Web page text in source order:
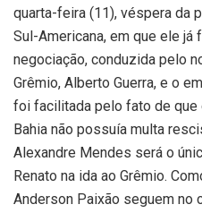
quarta-feira (11), véspera da
Sul-Americana, em que ele já
negociação, conduzida pelo
Grêmio, Alberto Guerra, e o
foi facilitada pelo fato de que
Bahia não possuía multa
Alexandre Mendes será o
Renato na ida ao Grêmio.
Anderson Paixão seguem no